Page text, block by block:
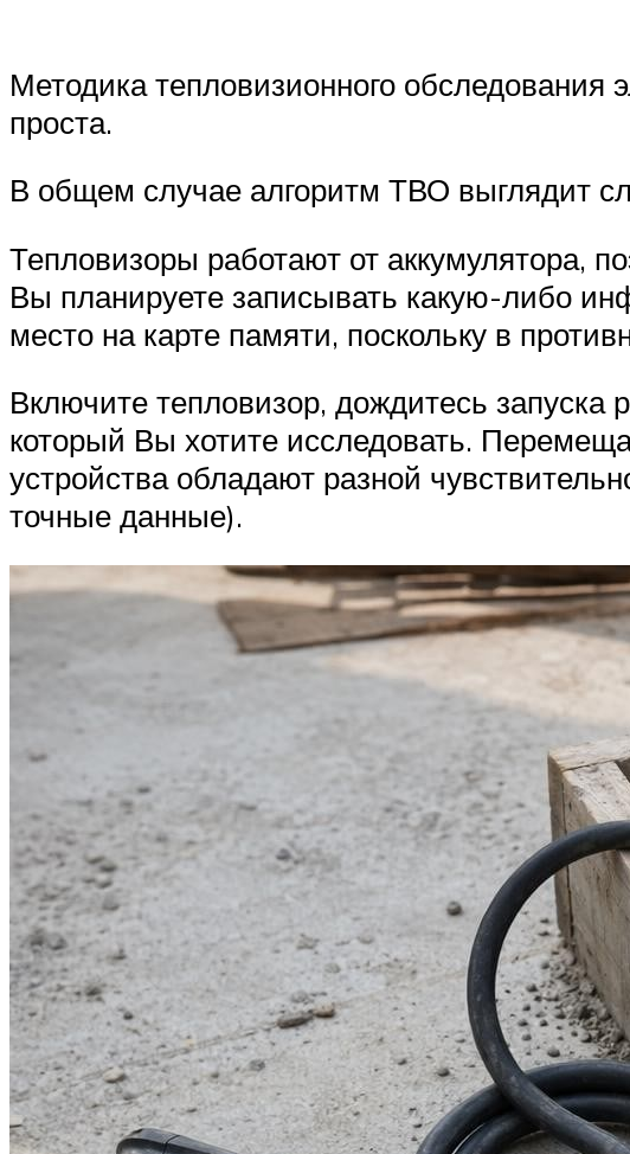
Методика тепловизионного обследования
проста.
В общем случае алгоритм ТВО выглядит
Тепловизоры работают от аккумулятора,
Вы планируете записывать какую-либо
место на карте памяти, поскольку в
Включите тепловизор, дождитесь
который Вы хотите исследовать.
устройства обладают разной
точные данные).